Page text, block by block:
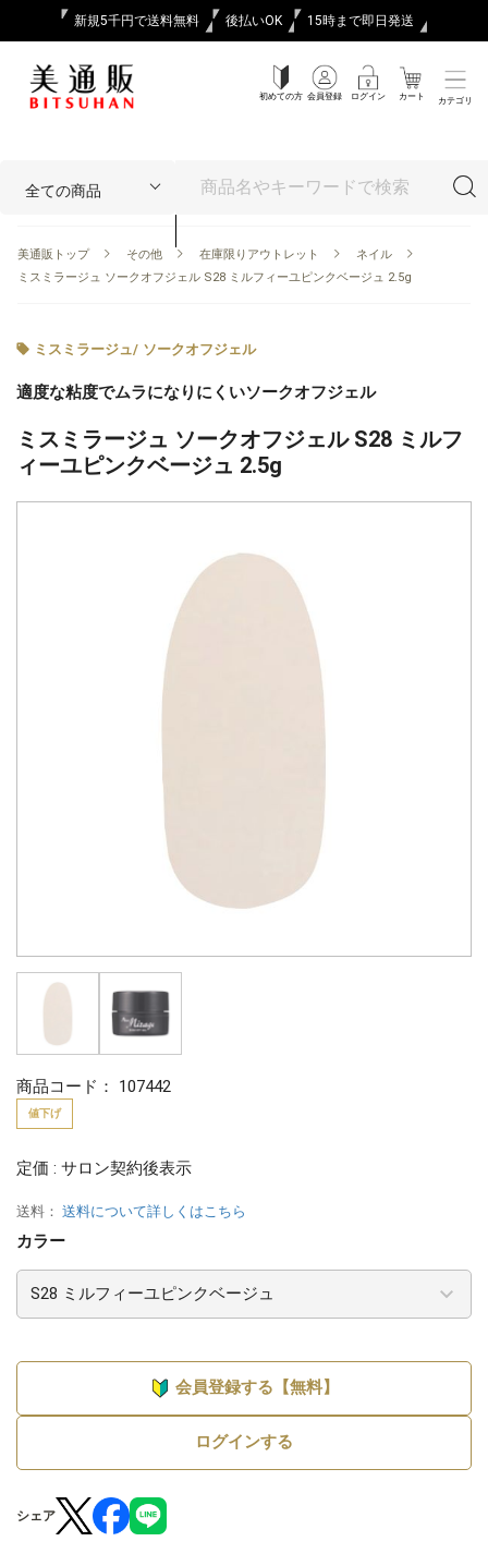
新規5千円で送料無料 後払いOK 15時まで即日発送
初めての方 会員登録 ログイン カート カテゴリ
美通販トップ その他 在庫限りアウトレット
ネイル
ミスミラージュ ソークオフジェル S28 ミルフィーユピンクベージュ 2.5g
ミスミラージュ/ ソークオフジェル
適度な粘度でムラになりにくいソークオフジェル
ミスミラージュ ソークオフジェル S28 ミルフ
ィーユピンクベージュ 2.5g
商品コード： 107442
値下げ
定価 : サロン契約後表示
送料： 送料について詳しくはこちら
カラー
会員登録する【無料】
ログインする
シェア